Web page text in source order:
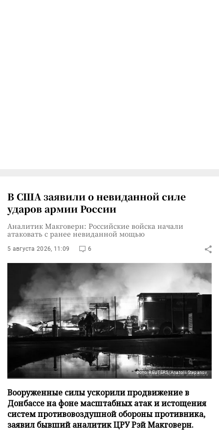
В США заявили о невиданной силе
ударов армии России
Аналитик Макговерн: Российские войска начали
атаковать с ранее невиданной мощью
5 августа 2026, 11:09 6
Фото: REUTERS/Anatolii Stepanov
Вооруженные силы ускорили продвижение в
Донбассе на фоне масштабных атак и истощения
систем противовоздушной обороны противника,
заявил бывший аналитик ЦРУ Рэй Макговерн.